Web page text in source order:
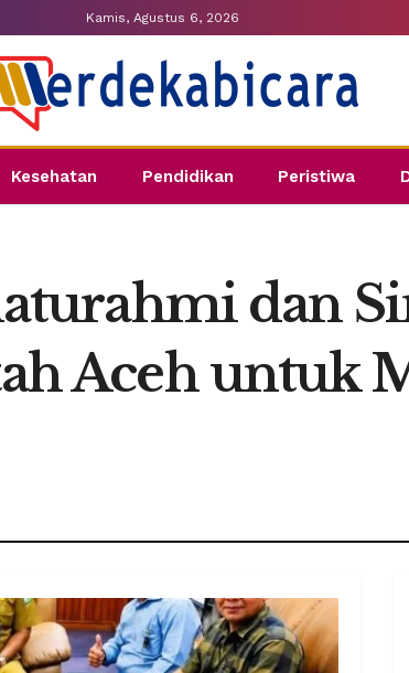
Kamis, Agustus 6, 2026
Kesehatan Pendidikan Peristiwa
dan
Aceh untuk